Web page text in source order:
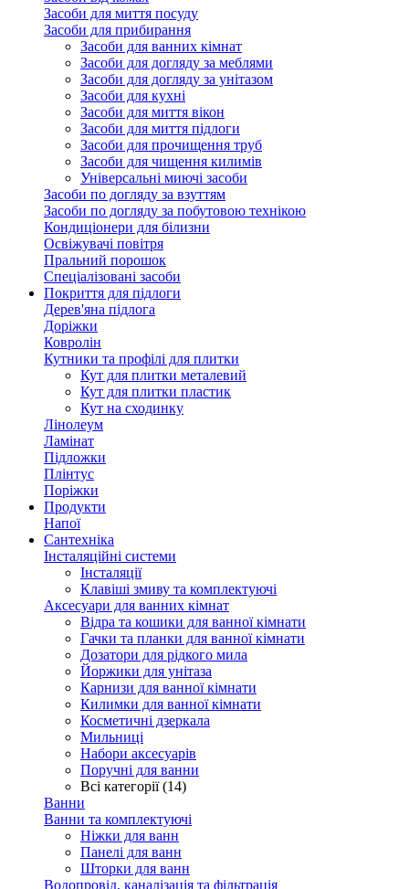
Засоби для миття посуду
Засоби для прибирання
Засоби для ванних кімнат
Засоби для догляду за меблями
Засоби для догляду за унітазом
Засоби для кухні
Засоби для миття вікон
Засоби для миття підлоги
Засоби для прочищення труб
Засоби для чищення килимів
Універсальні миючі засоби
Засоби по догляду за взуттям
Засоби по догляду за побутовою технікою
Кондиціонери для білизни
Освіжувачі повітря
Пральний порошок
Спеціалізовані засоби
Покриття для підлоги
Дерев'яна підлога
Доріжки
Ковролін
Кутники та профілі для плитки
Кут для плитки металевий
Кут для плитки пластик
Кут на сходинку
Лінолеум
Ламінат
Підложки
Плінтус
Поріжки
Продукти
Напої
Сантехніка
Інсталяційні системи
Інсталяції
Клавіші змиву та комплектуючі
Аксесуари для ванних кімнат
Відра та кошики для ванної кімнати
Гачки та планки для ванної кімнати
Дозатори для рідкого мила
Йоржики для унітаза
Карнизи для ванної кімнати
Килимки для ванної кімнати
Косметичні дзеркала
Мильниці
Набори аксесуарів
Поручні для ванни
Всі категорії (14)
Ванни
Ванни та комплектуючі
Ніжки для ванн
Панелі для ванн
Шторки для ванн
Водопровід, каналізація та фільтрація